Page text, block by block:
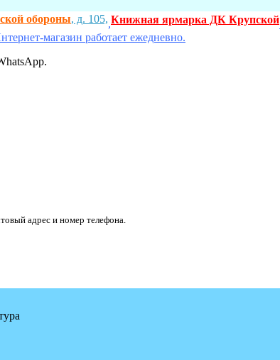
обороны, д. 105,,Книжная ярмарка ДК Крупской
магазин работает ежедневно.
адрес и номер телефона.